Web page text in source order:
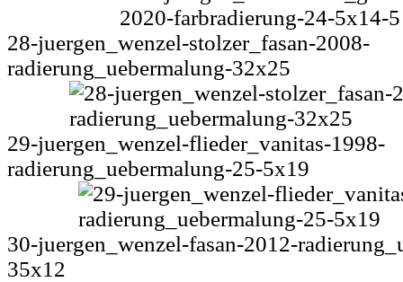
28-juergen_wenzel-stolzer_fasan-2008-
radierung_uebermalung-32x25
29-juergen_wenzel-flieder_vanitas-1998-
radierung_uebermalung-25-5x19
30-juergen_wenzel-fasan-2012-
35x12